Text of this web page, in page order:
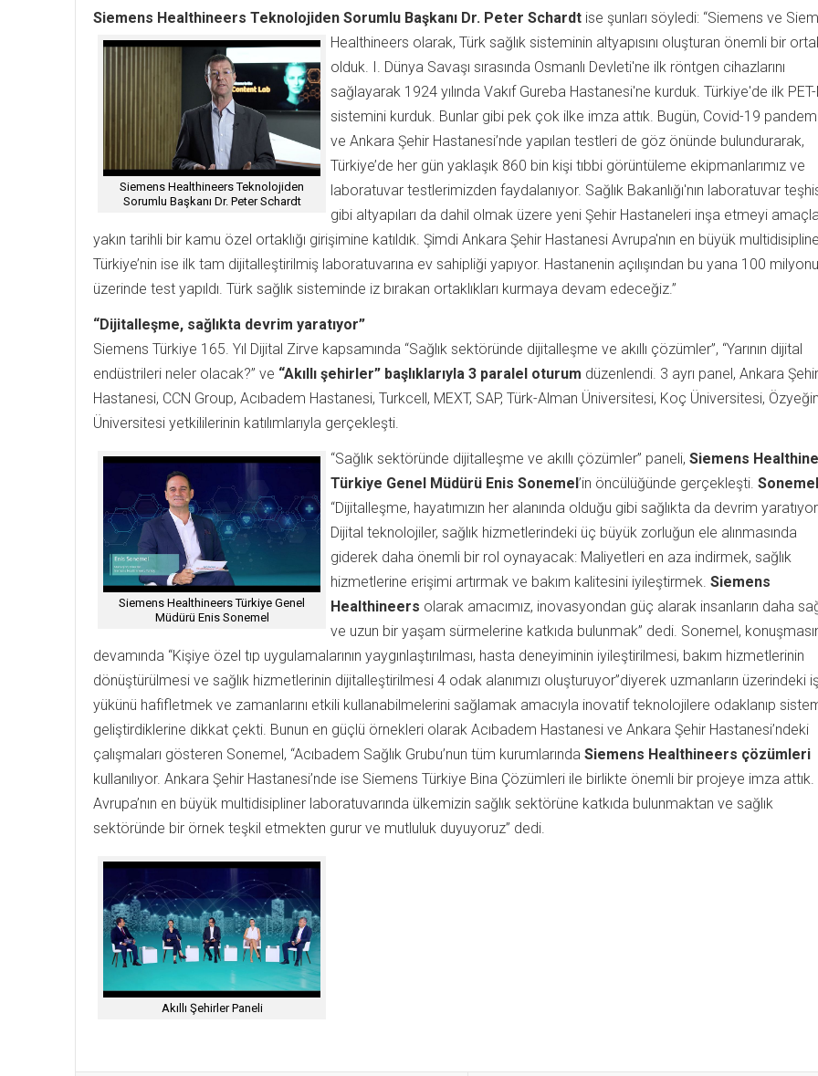
Siemens Healthineers Teknolojiden Sorumlu Başkanı Dr. Peter Schardt ise şunları söyledi:
Siemens Healthineers Teknolojiden
Sorumlu Başkanı Dr. Peter Schardt
“Siemens ve
Healthineers olarak, Türk sağlık sisteminin altyapısını oluşturan önemli bir
olduk. I. Dünya Savaşı sırasında Osmanlı Devleti'ne ilk röntgen cihazlarını
sağlayarak 1924 yılında Vakıf Gureba Hastanesi'ne kurduk. Türkiye'de ilk
sistemini kurduk. Bunlar gibi pek çok ilke imza attık. Bugün, Covid-19
ve Ankara Şehir Hastanesi’nde yapılan testleri de göz önünde bulundurarak,
Türkiye’de her gün yaklaşık 860 bin kişi tıbbi görüntüleme ekipmanlarımız ve
laboratuvar testlerimizden faydalanıyor. Sağlık Bakanlığı'nın laboratuvar
gibi altyapıları da dahil olmak üzere yeni Şehir Hastaneleri inşa etmeyi
yakın tarihli bir kamu özel ortaklığı girişimine katıldık. Şimdi Ankara Şehir Hastanesi Avrupa'nın en büyük
Türkiye’nin ise ilk tam dijitalleştirilmiş laboratuvarına ev sahipliği yapıyor. Hastanenin açılışından bu yana 100
üzerinde test yapıldı. Türk sağlık sisteminde iz bırakan ortaklıkları kurmaya devam edeceğiz.”
“Dijitalleşme, sağlıkta devrim yaratıyor”
Siemens Türkiye 165. Yıl Dijital Zirve kapsamında “Sağlık sektöründe dijitalleşme ve akıllı çözümler”, “Yarının dijital
endüstrileri neler olacak?” ve “Akıllı şehirler” başlıklarıyla 3 paralel oturum düzenlendi. 3 ayrı panel, Ankara Şehir
Hastanesi, CCN Group, Acıbadem Hastanesi, Turkcell, MEXT, SAP, Türk-Alman Üniversitesi, Koç Üniversitesi,
Üniversitesi yetkililerinin katılımlarıyla gerçekleşti.
Siemens Healthineers Türkiye Genel
Müdürü Enis Sonemel
“Sağlık sektöründe dijitalleşme ve akıllı çözümler” paneli, Siemens
Türkiye Genel Müdürü Enis Sonemel’in öncülüğünde gerçekleşti.
“Dijitalleşme, hayatımızın her alanında olduğu gibi sağlıkta da devrim
Dijital teknolojiler, sağlık hizmetlerindeki üç büyük zorluğun ele alınmasında
giderek daha önemli bir rol oynayacak: Maliyetleri en aza indirmek, sağlık
hizmetlerine erişimi artırmak ve bakım kalitesini iyileştirmek. Siemens
Healthineers olarak amacımız, inovasyondan güç alarak insanların daha
ve uzun bir yaşam sürmelerine katkıda bulunmak” dedi. Sonemel,
devamında “Kişiye özel tıp uygulamalarının yaygınlaştırılması, hasta deneyiminin iyileştirilmesi, bakım hizmetlerinin
dönüştürülmesi ve sağlık hizmetlerinin dijitalleştirilmesi 4 odak alanımızı oluşturuyor”diyerek uzmanların üzerindeki
yükünü hafifletmek ve zamanlarını etkili kullanabilmelerini sağlamak amacıyla inovatif teknolojilere odaklanıp
geliştirdiklerine dikkat çekti. Bunun en güçlü örnekleri olarak Acıbadem Hastanesi ve Ankara Şehir Hastanesi’ndeki
çalışmaları gösteren Sonemel, “Acıbadem Sağlık Grubu’nun tüm kurumlarında Siemens Healthineers çözümleri
kullanılıyor. Ankara Şehir Hastanesi’nde ise Siemens Türkiye Bina Çözümleri ile birlikte önemli bir projeye imza attık.
Avrupa’nın en büyük multidisipliner laboratuvarında ülkemizin sağlık sektörüne katkıda bulunmaktan ve sağlık
sektöründe bir örnek teşkil etmekten gurur ve mutluluk duyuyoruz” dedi.
Akıllı Şehirler Paneli